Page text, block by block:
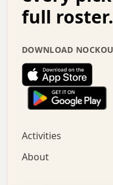
.   .   x   .   .
.   .   .   .   :
.   .   .   .   .
.   .   .   .   .
.   .   .   .   .
.   .   :   o   .
.   o   .   .   .
+   .   o   .   .
.   +   .   .   .
full roster.
DOWNLOAD
Activities
About